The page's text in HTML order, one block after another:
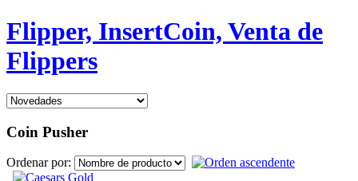
Flipper, InsertCoin, Venta de
Flippers
Coin Pusher
Ordenar por: